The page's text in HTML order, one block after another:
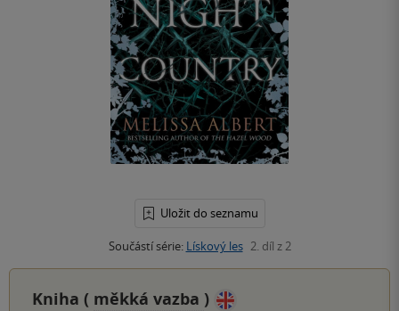
Uložit do seznamu
Součástí série: Lískový les 2. díl z 2
Kniha ( měkká vazba )